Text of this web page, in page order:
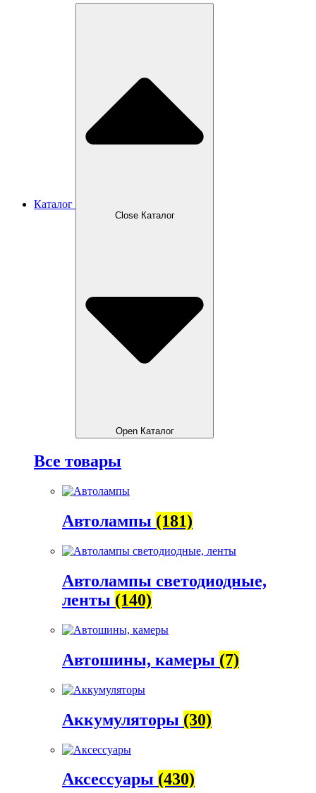
Каталог
Close Каталог
Open Каталог
Все товары
Автолампы (181)
Автолампы светодиодные,
ленты (140)
Автошины, камеры (7)
Аккумуляторы (30)
Аксессуары (430)